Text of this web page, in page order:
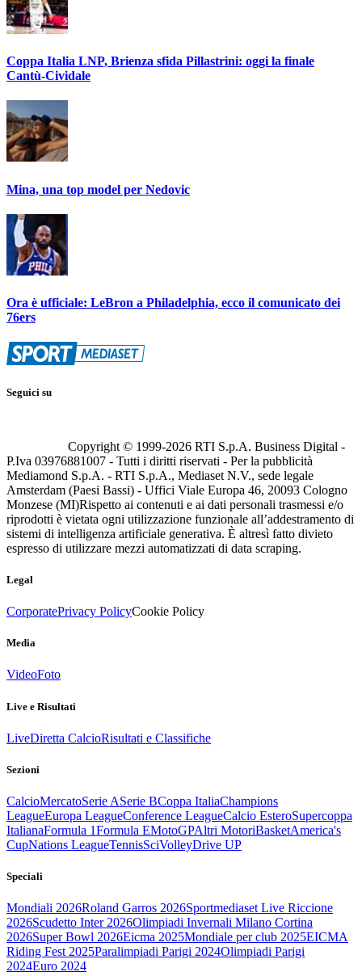
Coppa Italia LNP, Brienza sfida Pillastrini: oggi la finale
Cantù-Cividale
Mina, una top model per Nedovic
Ora è ufficiale: LeBron a Philadelphia, ecco il comunicato dei
76ers
Seguici su
Copyright © 1999-2026 RTI S.p.A. Business Digital -
P.Iva 03976881007 - Tutti i diritti riservati - Per la pubblicità
Mediamond S.p.A. - RTI S.p.A., Mediaset N.V., sede legale
Amsterdam (Paesi Bassi) - Uffici Viale Europa 46, 20093 Cologno
Monzese (MI)Rispetto ai contenuti e ai dati personali trasmessi e/o
riprodotti è vietata ogni utilizzazione funzionale all’addestramento di
sistemi di intelligenza artificiale generativa. È altresì fatto divieto
espresso di utilizzare mezzi automatizzati di data scraping.
Legal
CorporatePrivacy PolicyCookie Policy
Media
VideoFoto
Live e Risultati
LiveDiretta CalcioRisultati e Classifiche
Sezioni
CalcioMercatoSerie ASerie BCoppa ItaliaChampions
LeagueEuropa LeagueConference LeagueCalcio EsteroSupercoppa
ItalianaFormula 1Formula EMotoGPAltri MotoriBasketAmerica's
CupNations LeagueTennisSciVolleyDrive UP
Speciali
Mondiali 2026Roland Garros 2026Sportmediaset Live Riccione
2026Scudetto Inter 2026Olimpiadi Invernali Milano Cortina
2026Super Bowl 2026Eicma 2025Mondiale per club 2025EICMA
Riding Fest 2025Paralimpiadi Parigi 2024Olimpiadi Parigi
2024Euro 2024